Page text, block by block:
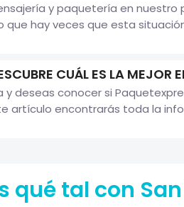
y paquetería en
hay veces que esta
CUÁL ES LA MEJOR
y deseas conocer si
artículo encontrarás toda la
qué tal con San